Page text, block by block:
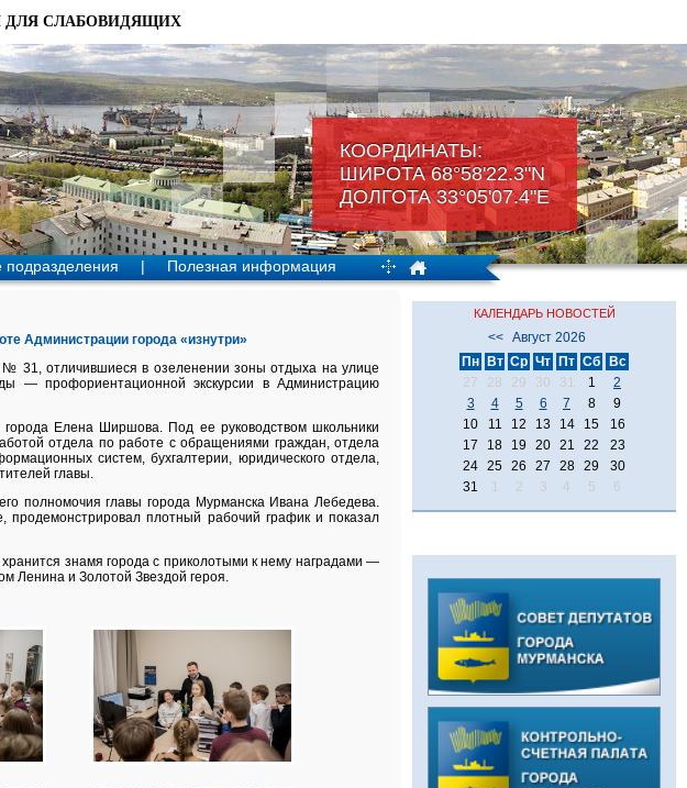
КООРДИНАТЫ:
ШИРОТА 68°58'22.3"N
ДОЛГОТА 33°05'07.4"Е
ДЛЯ СЛАБОВИДЯЩИХ
подразделения | Полезная информация
Администрации города «изнутри»
31, отличившиеся в озеленении зоны отдыха на улице
— профориентационной экскурсии в Администрацию
города Елена Ширшова. Под ее руководством школьники
отдела по работе с обращениями граждан, отдела
систем, бухгалтерии, юридического отдела,
главы.
полномочия главы города Мурманска Ивана Лебедева.
продемонстрировал плотный рабочий график и показал
знамя города с приколотыми к нему наградами —
Ленина и Золотой Звездой героя.
КАЛЕНДАРЬ НОВОСТЕЙ
<<
Август 2026
Пн
Вт Ср Чт Пт Сб
Вс
27
28 29 30 31 1
2
3
4 5 6 7 8
9
10
11 12 13 14 15
16
17
18 19 20 21 22
23
24 25 26 27 28 29
30
31
1 2 3 4 5 6